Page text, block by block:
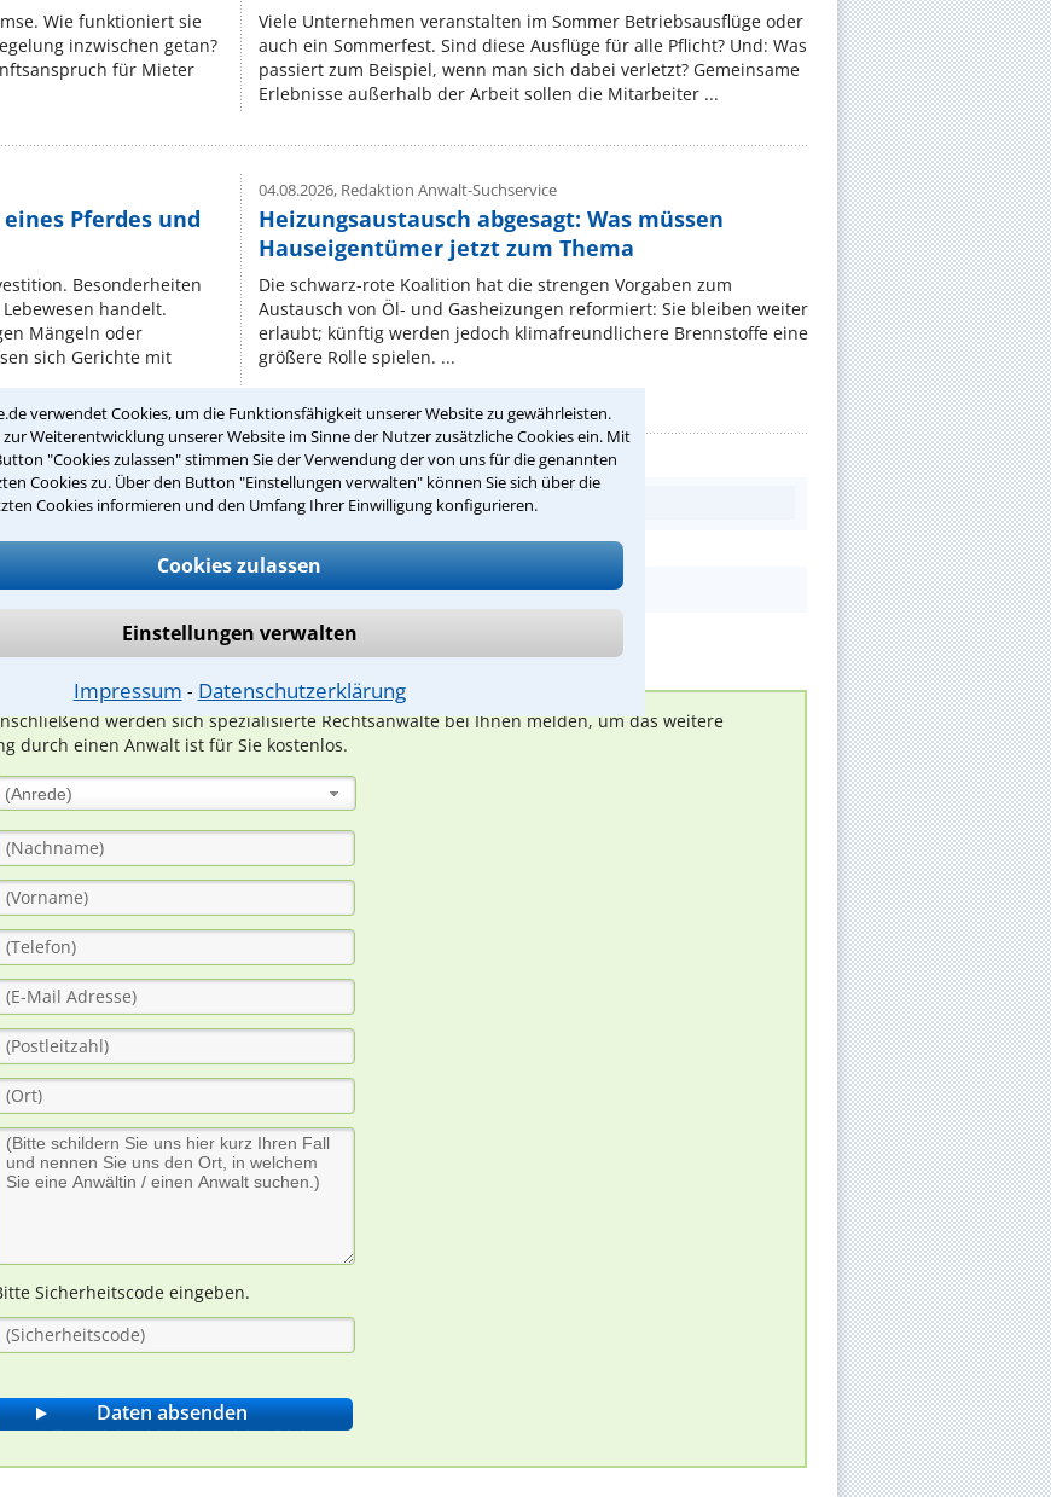
verwendet Cookies, um die Funktionsfähigkeit unserer Website zu gewährleisten.
Weiterentwicklung unserer Website im Sinne der Nutzer zusätzliche Cookies ein. Mit
"Cookies zulassen" stimmen Sie der Verwendung der von uns für die genannten
Cookies zu. Über den Button "Einstellungen verwalten" können Sie sich über die
Cookies informieren und den Umfang Ihrer Einwilligung konfigurieren.
Cookies zulassen
Einstellungen verwalten
Impressum ⁃ Datenschutzerklärung
Wie funktioniert sie
inzwischen getan?
für Mieter
Viele Unternehmen veranstalten im Sommer Betriebsausflüge oder
auch ein Sommerfest. Sind diese Ausflüge für alle Pflicht? Und: Was
passiert zum Beispiel, wenn man sich dabei verletzt? Gemeinsame
Erlebnisse außerhalb der Arbeit sollen die Mitarbeiter ...
Pferdes und
Besonderheiten
handelt.
Mängeln oder
sich Gerichte mit
04.08.2026,Redaktion Anwalt-Suchservice
Heizungsaustausch abgesagt: Was müssen
Hauseigentümer jetzt zum Thema
Die schwarz-rote Koalition hat die strengen Vorgaben zum
Austausch von Öl‑ und Gasheizungen reformiert: Sie bleiben weiter
erlaubt; künftig werden jedoch klimafreundlichere Brennstoffe eine
größere Rolle spielen. ...
Teste Dein Rechtswissen
werden sich spezialisierte Rechtsanwälte bei Ihnen melden, um das weitere
durch einen Anwalt ist für Sie kostenlos.
(Anrede)
Sicherheitscode eingeben.